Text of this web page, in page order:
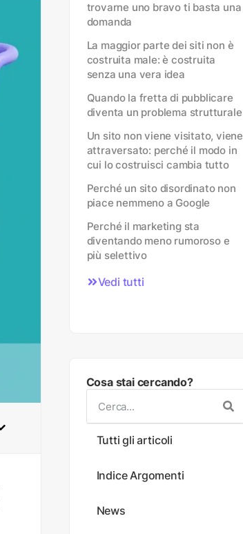
trovarne uno bravo ti basta una
domanda
La maggior parte dei siti non è
costruita male: è costruita
senza una vera idea
Quando la fretta di pubblicare
diventa un problema strutturale
Un sito non viene visitato, viene
attraversato: perché il modo in
cui lo costruisci cambia tutto
Perché un sito disordinato non
piace nemmeno a Google
Perché il marketing sta
diventando meno rumoroso e
più selettivo
Vedi tutti
Cosa stai cercando?
Tutti gli articoli
Indice Argomenti
News